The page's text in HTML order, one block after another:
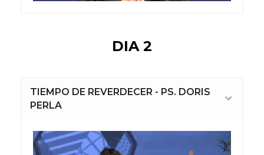
DIA 2
TIEMPO DE REVERDECER - PS. DORIS
PERLA